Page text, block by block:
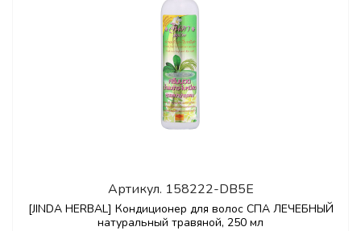
Артикул. 158222-DB5E
[JINDA HERBAL] Кондиционер для волос СПА ЛЕЧЕБНЫЙ
натуральный травяной, 250 мл